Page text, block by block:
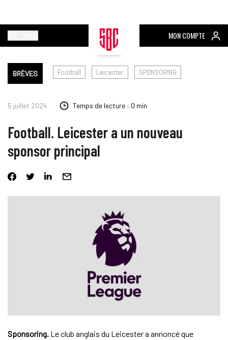
MON COMPTE
BRÈVES Football Leicester SPONSORING
5 juillet 2024 Temps de lecture : 0 min
Football. Leicester a un nouveau
sponsor principal
Sponsoring. Le club anglais du Leicester a annoncé que